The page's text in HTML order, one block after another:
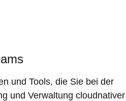
und Tools, die Sie bei der
und Verwaltung cloudnativer